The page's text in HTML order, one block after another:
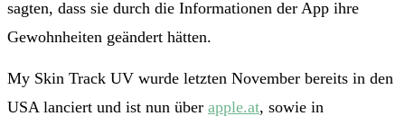
sagten, dass sie durch die Informationen der App ihre
Gewohnheiten geändert hätten.
My Skin Track UV wurde letzten November bereits in den
USA lanciert und ist nun über apple.at, sowie in